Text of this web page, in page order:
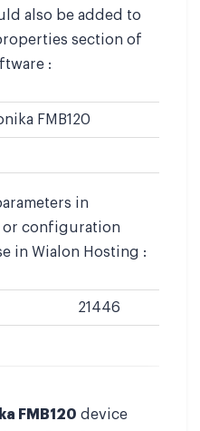
also be added to
section of
:
FMB120
in
configuration
in Wialon Hosting :
21446
FMB120 device